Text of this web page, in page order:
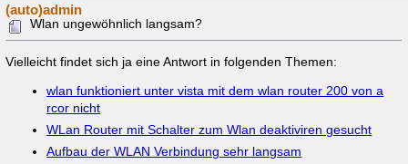
(auto)admin
Wlan ungewöhnlich langsam?
Vielleicht findet sich ja eine Antwort in folgenden Themen:
wlan funktioniert unter vista mit dem wlan router 200 von a
rcor nicht
WLan Router mit Schalter zum Wlan deaktiviren gesucht
Aufbau der WLAN Verbindung sehr langsam